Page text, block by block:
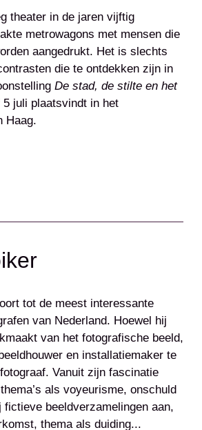
theater in de jaren vijftig
metrowagons met mensen die
aangedrukt. Het is slechts
die te ontdekken zijn in
De stad, de stilte en het
5 juli plaatsvindt in het
Haag.
tot de meest interessante
van Nederland. Hoewel hij
van het fotografische beeld,
en installatiemaker te
Vanuit zijn fascinatie
als voyeurisme, onschuld
beeldverzamelingen aan,
thema als duiding...